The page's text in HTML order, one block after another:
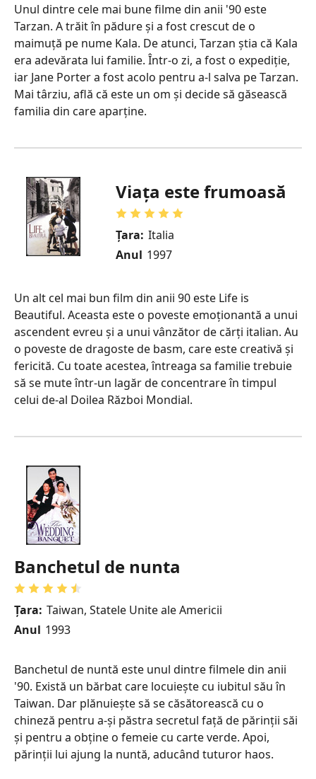
Unul dintre cele mai bune filme din anii '90 este
Tarzan. A trăit în pădure și a fost crescut de o
maimuță pe nume Kala. De atunci, Tarzan știa că Kala
era adevărata lui familie. Într-o zi, a fost o expediție,
iar Jane Porter a fost acolo pentru a-l salva pe Tarzan.
Mai târziu, află că este un om și decide să găsească
familia din care aparține.
Viaţa este frumoasă
Țara: Italia
Anul 1997
Un alt cel mai bun film din anii 90 este Life is
Beautiful. Aceasta este o poveste emoționantă a unui
ascendent evreu și a unui vânzător de cărți italian. Au
o poveste de dragoste de basm, care este creativă și
fericită. Cu toate acestea, întreaga sa familie trebuie
să se mute într-un lagăr de concentrare în timpul
celui de-al Doilea Război Mondial.
Banchetul de nunta
Țara: Taiwan, Statele Unite ale Americii
Anul 1993
Banchetul de nuntă este unul dintre filmele din anii
'90. Există un bărbat care locuiește cu iubitul său în
Taiwan. Dar plănuiește să se căsătorească cu o
chineză pentru a-și păstra secretul față de părinții săi
și pentru a obține o femeie cu carte verde. Apoi,
părinții lui ajung la nuntă, aducând tuturor haos.